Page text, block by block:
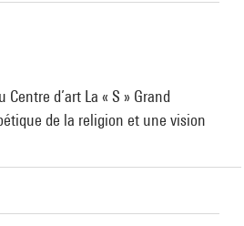
d’art La « S » Grand
de la religion et une vision